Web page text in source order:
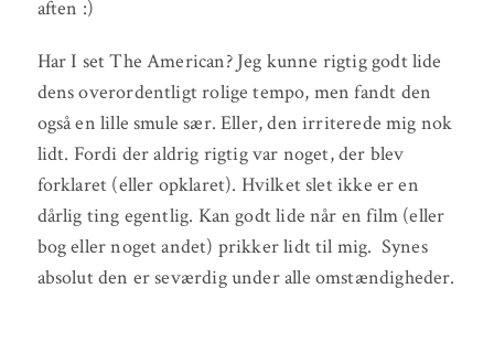
aften :)
Har I set The American? Jeg kunne rigtig godt lide
dens overordentligt rolige tempo, men fandt den
også en lille smule sær. Eller, den irriterede mig nok
lidt. Fordi der aldrig rigtig var noget, der blev
forklaret (eller opklaret). Hvilket slet ikke er en
dårlig ting egentlig. Kan godt lide når en film (eller
bog eller noget andet) prikker lidt til mig. Synes
absolut den er seværdig under alle omstændigheder.